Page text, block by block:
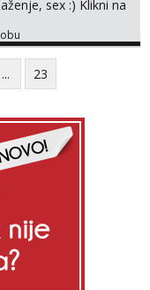
sex :) Klikni na
... 23